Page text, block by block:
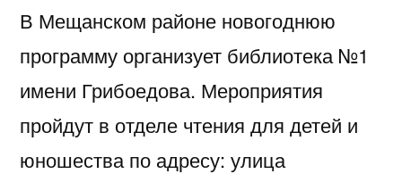
В Мещанском районе новогоднюю
программу организует библиотека №1
имени Грибоедова. Мероприятия
пройдут в отделе чтения для детей и
юношества по адресу: улица